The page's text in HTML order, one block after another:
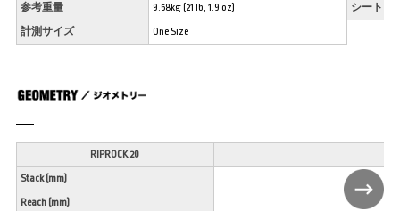
参考重量 9.58kg (21 lb, 1.9 oz) シートク
計測サイズ One Size
RIPROCK 20
Stack (mm)
Reach (mm)